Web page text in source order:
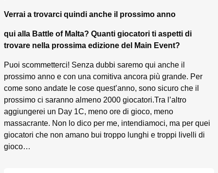
Verrai a trovarci quindi anche il prossimo anno
qui alla Battle of Malta? Quanti giocatori ti aspetti di
trovare nella prossima edizione del Main Event?
Puoi scommetterci! Senza dubbi saremo qui anche il
prossimo anno e con una comitiva ancora più grande. Per
come sono andate le cose quest’anno, sono sicuro che il
prossimo ci saranno almeno 2000 giocatori.Tra l’altro
aggiungerei un Day 1C, meno ore di gioco, meno
massacrante. Non lo dico per me, intendiamoci, ma per quei
giocatori che non amano bui troppo lunghi e troppi livelli di
gioco…